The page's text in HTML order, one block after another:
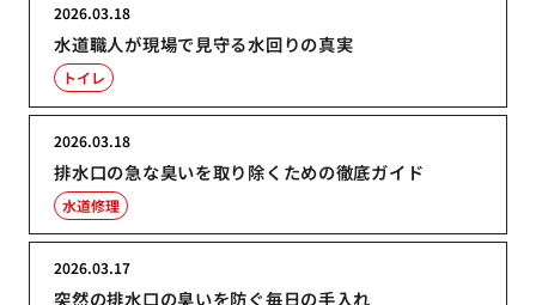
水道職人が現場で見守る水回りの真実
2026.03.18
トイレ
排水口の急な臭いを取り除くための徹底ガイド
2026.03.18
水道修理
突然の排水口の臭いを防ぐ毎日の手入れ
2026.03.17